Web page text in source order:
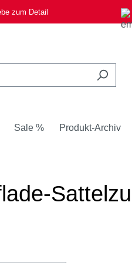
zum Detail
Sale % Produkt-Archiv